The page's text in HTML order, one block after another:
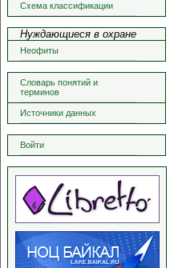
Схема классификации
Нуждающиеся в охране
Неофиты
Словарь понятий и
терминов
Источники данных
Войти